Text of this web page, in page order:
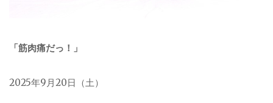
「筋肉痛だっ！」
2025年9月20日（土）